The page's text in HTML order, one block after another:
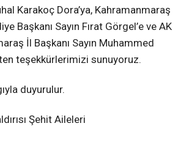
Karakoç Dora’ya, Kahramanmaraş
Başkanı Sayın Fırat Görgel’e ve AK
İl Başkanı Sayın Muhammed
teşekkürlerimizi sunuyoruz.
duyurulur.
Şehit Aileleri